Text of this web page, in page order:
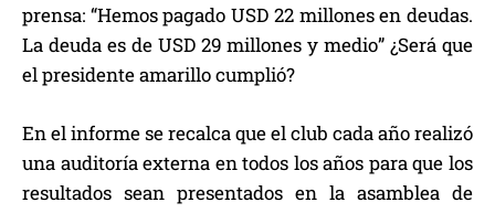
prensa: “Hemos pagado USD 22 millones en deudas.
La deuda es de USD 29 millones y medio” ¿Será que
el presidente amarillo cumplió?
En el informe se recalca que el club cada año realizó
una auditoría externa en todos los años para que los
resultados sean presentados en la asamblea de